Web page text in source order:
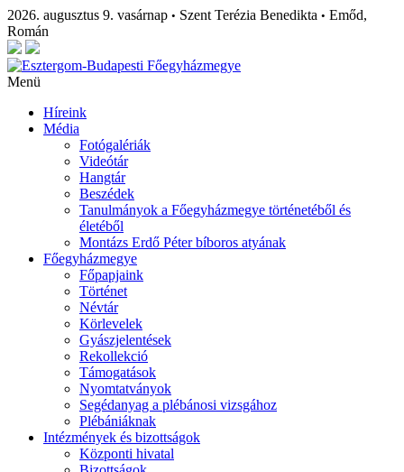
2026. augusztus 9. vasárnap • Szent Terézia Benedikta • Emőd,
Román
Menü
Híreink
Média
Fotógalériák
Videótár
Hangtár
Beszédek
Tanulmányok a Főegyházmegye történetéből és
életéből
Montázs Erdő Péter bíboros atyának
Főegyházmegye
Főpapjaink
Történet
Névtár
Körlevelek
Gyászjelentések
Rekollekció
Támogatások
Nyomtatványok
Segédanyag a plébánosi vizsgához
Plébániáknak
Intézmények és bizottságok
Központi hivatal